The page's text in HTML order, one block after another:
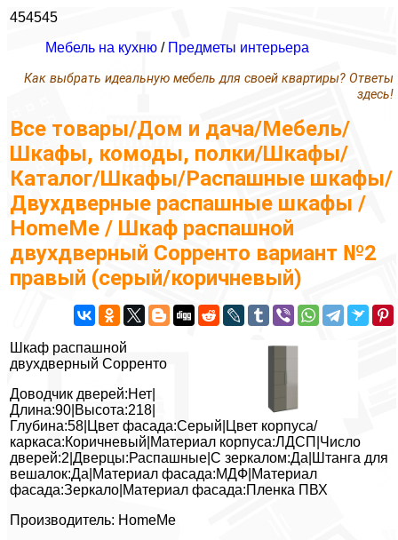
454545
Мебель на кухню / Предметы интерьера
Как выбрать идеальную мебель для своей квартиры? Ответы
здесь!
Все товары/Дом и дача/Мебель/
Шкафы, комоды, полки/Шкафы/
Каталог/Шкафы/Распашные шкафы/
Двухдверные распашные шкафы /
HomeMe / Шкаф распашной
двухдверный Сорренто вариант №2
правый (серый/коричневый)
Шкаф распашной
двухдверный Сорренто
Доводчик дверей:Нет|
Длина:90|Высота:218|
Глубина:58|Цвет фасада:Серый|Цвет корпуса/
каркаса:Коричневый|Материал корпуса:ЛДСП|Число
дверей:2|Дверцы:Распашные|С зеркалом:Да|Штанга для
вешалок:Да|Материал фасада:МДФ|Материал
фасада:Зеркало|Материал фасада:Пленка ПВХ
Производитель: HomeMe